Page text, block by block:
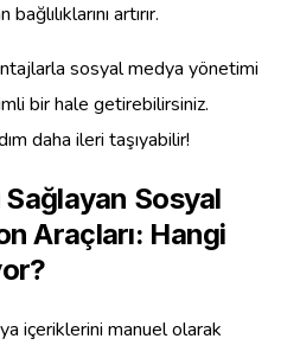
artırır.
sosyal medya yönetimi
bir hale getirebilirsiniz.
daha ileri taşıyabilir!
Sosyal
Araçları: Hangi
içeriklerini manuel olarak